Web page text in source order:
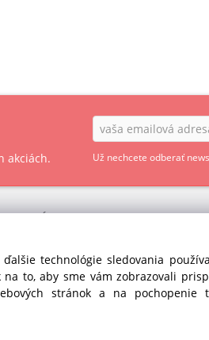
akciách. Už nechcete odberať
PODMIENKY - SPOTREBITEĽ
OSOBNÝCH ÚDAJOV GDPR
technológie sledovania
to, aby sme vám zobrazovali
stránok a na pochopenie